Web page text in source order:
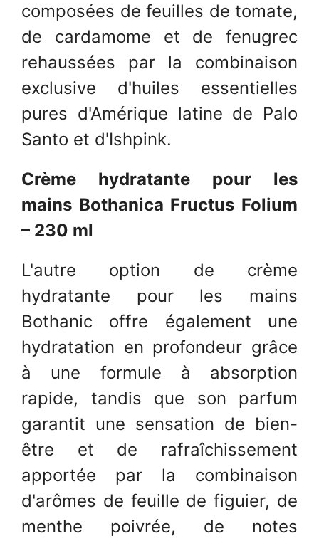
composées de feuilles de tomate,
de cardamome et de fenugrec
rehaussées par la combinaison
exclusive d'huiles essentielles
pures d'Amérique latine de Palo
Santo et d'Ishpink.
Crème hydratante pour les
mains Bothanica Fructus Folium
– 230 ml
L'autre option de crème
hydratante pour les mains
Bothanic offre également une
hydratation en profondeur grâce
à une formule à absorption
rapide, tandis que son parfum
garantit une sensation de bien-
être et de rafraîchissement
apportée par la combinaison
d'arômes de feuille de figuier, de
menthe poivrée, de notes